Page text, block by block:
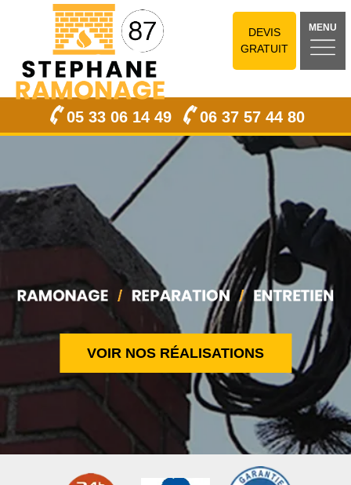
DEVIS
GRATUIT
MENU
05 33 06 14 49 06 37 57 44 80
VOIR NOS RÉALISATIONS